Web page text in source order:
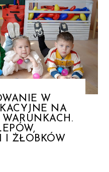
W
NA
I ŻŁOBKÓW